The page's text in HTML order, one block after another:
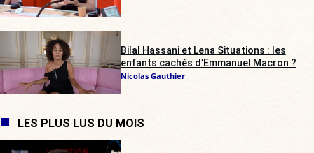
Bilal Hassani et Lena Situations : les
enfants cachés d’Emmanuel Macron ?
Nicolas Gauthier
LES PLUS LUS DU MOIS